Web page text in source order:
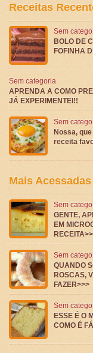
Receitas
Sem
BOLO DE
FOFINHA
Sem categoria
APRENDA A COMO
JÁ EXPERIMENTEI!!
Sem
Nossa,
receita
Mais Acessadas
Sem
GENTE,
EM
Sem
QUANDO
ROSCAS,
FAZER>>>
Sem
ESSE É O
COMO É